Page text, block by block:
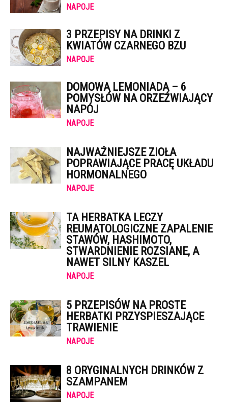
NAPOJE
3 PRZEPISY NA DRINKI Z
KWIATÓW CZARNEGO BZU
NAPOJE
DOMOWA LEMONIADA – 6
POMYSŁÓW NA ORZEŹWIAJĄCY
NAPÓJ
NAPOJE
NAJWAŻNIEJSZE ZIOŁA
POPRAWIAJĄCE PRACĘ UKŁADU
HORMONALNEGO
NAPOJE
TA HERBATKA LECZY
REUMATOLOGICZNE ZAPALENIE
STAWÓW, HASHIMOTO,
STWARDNIENIE ROZSIANE, A
NAWET SILNY KASZEL
NAPOJE
5 PRZEPISÓW NA PROSTE
HERBATKI PRZYSPIESZAJĄCE
TRAWIENIE
NAPOJE
8 ORYGINALNYCH DRINKÓW Z
SZAMPANEM
NAPOJE